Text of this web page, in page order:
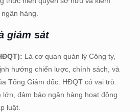
hàng.
giám sát
Là cơ quan quản lý Công ty,
hướng chiến lược, chính sách, và
Tổng Giám đốc. HĐQT có vai trò
lớn, đảm bảo ngân hàng hoạt động
luật.